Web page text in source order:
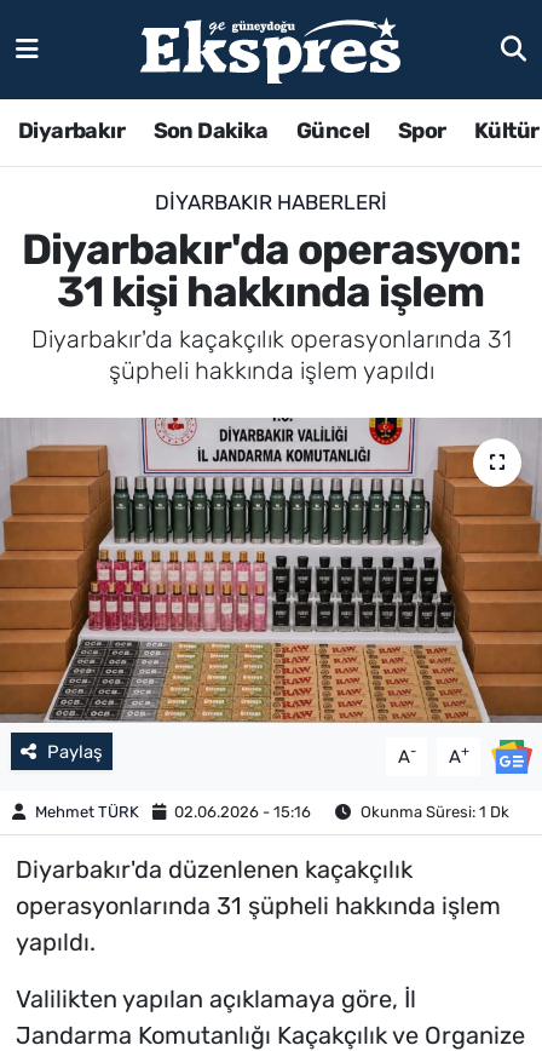
Diyarbakır Son Dakika Güncel Spor
DIYARBAKIR HABERLERI
Diyarbakır'da operasyon:
31 kişi hakkında işlem
Diyarbakır'da kaçakçılık operasyonlarında 31
şüpheli hakkında işlem yapıldı
Paylaş A- A+
Mehmet TÜRK 02.06.2026 - 15:16 Okunma Süresi: 1 Dk
Diyarbakır'da düzenlenen kaçakçılık
operasyonlarında 31 şüpheli hakkında işlem
yapıldı.
Valilikten yapılan açıklamaya göre, İl
Jandarma Komutanlığı Kaçakçılık ve Organize